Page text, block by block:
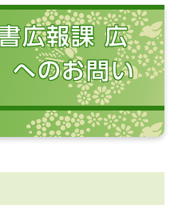
広報課 広
へのお問い